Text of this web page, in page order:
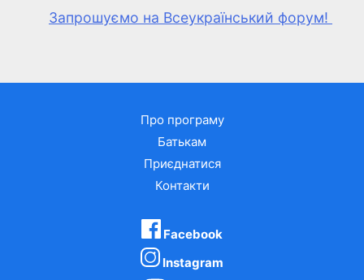
Запрошуємо на Всеукраїнський форум!
Про програму
Батькам
Приєднатися
Контакти
Facebook
Instagram